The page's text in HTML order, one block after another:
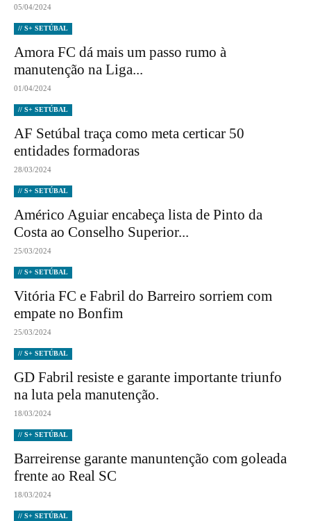
05/04/2024
// S+ SETÚBAL
Amora FC dá mais um passo rumo à
manutenção na Liga...
01/04/2024
// S+ SETÚBAL
AF Setúbal traça como meta certicar 50
entidades formadoras
28/03/2024
// S+ SETÚBAL
Américo Aguiar encabeça lista de Pinto da
Costa ao Conselho Superior...
25/03/2024
// S+ SETÚBAL
Vitória FC e Fabril do Barreiro sorriem com
empate no Bonfim
25/03/2024
// S+ SETÚBAL
GD Fabril resiste e garante importante triunfo
na luta pela manutenção.
18/03/2024
// S+ SETÚBAL
Barreirense garante manuntenção com goleada
frente ao Real SC
18/03/2024
// S+ SETÚBAL